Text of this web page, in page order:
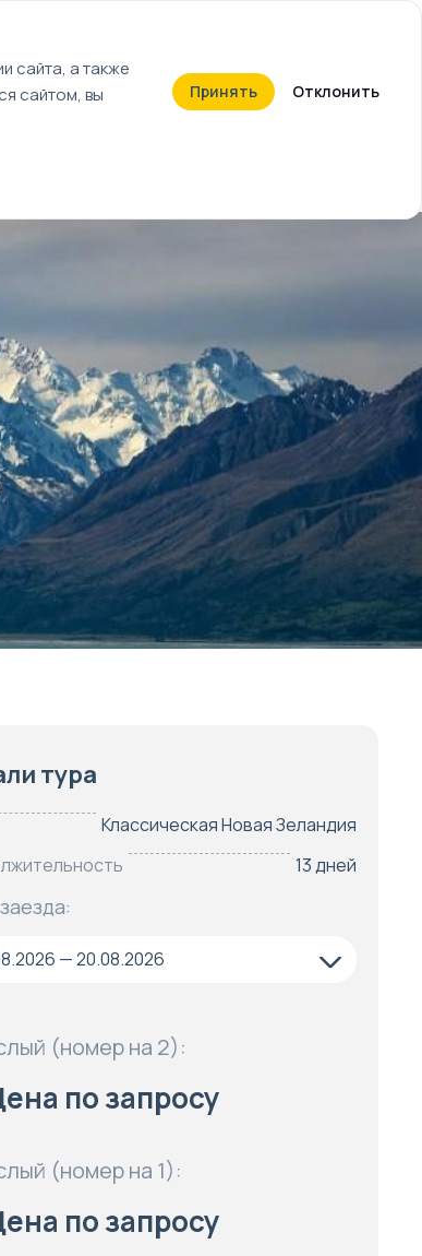
событий Билеты
тура
Классическая Новая Зеландия
13 дней
— 20.08.2026
(номер на 2):
по запросу
(номер на 1):
по запросу
сайта, а также
сайтом, вы
Принять Отклонить